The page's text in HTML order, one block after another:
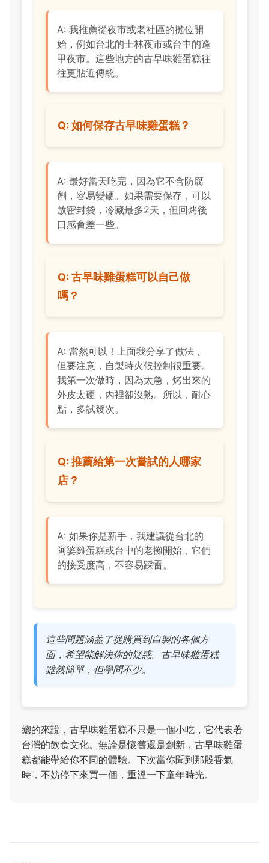
A: 我推薦從夜市或老社區的攤位開
始，例如台北的士林夜市或台中的逢
甲夜市。這些地方的古早味雞蛋糕往
往更貼近傳統。
Q: 如何保存古早味雞蛋糕？
A: 最好當天吃完，因為它不含防腐
劑，容易變硬。如果需要保存，可以
放密封袋，冷藏最多2天，但回烤後
口感會差一些。
Q: 古早味雞蛋糕可以自己做
嗎？
A: 當然可以！上面我分享了做法，
但要注意，自製時火候控制很重要。
我第一次做時，因為太急，烤出來的
外皮太硬，內裡卻沒熟。所以，耐心
點，多試幾次。
Q: 推薦給第一次嘗試的人哪家
店？
A: 如果你是新手，我建議從台北的
阿婆雞蛋糕或台中的老攤開始，它們
的接受度高，不容易踩雷。
這些問題涵蓋了從購買到自製的各個方
面，希望能解決你的疑惑。古早味雞蛋糕
雖然簡單，但學問不少。
總的來說，古早味雞蛋糕不只是一個小吃，它代表著
台灣的飲食文化。無論是懷舊還是創新，古早味雞蛋
糕都能帶給你不同的體驗。下次當你聞到那股香氣
時，不妨停下來買一個，重溫一下童年時光。